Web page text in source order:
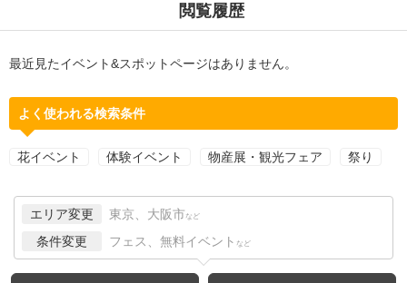
閲覧履歴
最近見たイベント&スポットページはありません。
よく使われる検索条件
花イベント 体験イベント 物産展・観光フェア 祭り
エリア変更 東京、大阪市 など
条件変更 フェス、無料イベント など